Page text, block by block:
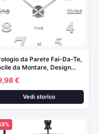
da Parete Fai-Da-Te,
da Montare, Design…
€
Vedi storico